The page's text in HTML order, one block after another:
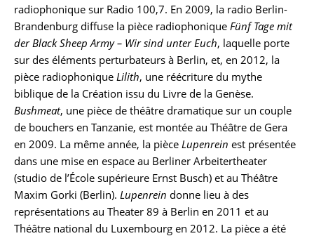
radiophonique sur Radio 100,7. En 2009, la radio Berlin-
Brandenburg diffuse la pièce radiophonique Fünf Tage mit
der Black Sheep Army – Wir sind unter Euch, laquelle porte
sur des éléments perturbateurs à Berlin, et, en 2012, la
pièce radiophonique Lilith, une réécriture du mythe
biblique de la Création issu du Livre de la Genèse.
Bushmeat, une pièce de théâtre dramatique sur un couple
de bouchers en Tanzanie, est montée au Théâtre de Gera
en 2009. La même année, la pièce Lupenrein est présentée
dans une mise en espace au Berliner Arbeitertheater
(studio de l’École supérieure Ernst Busch) et au Théâtre
Maxim Gorki (Berlin). Lupenrein donne lieu à des
représentations au Theater 89 à Berlin en 2011 et au
Théâtre national du Luxembourg en 2012. La pièce a été